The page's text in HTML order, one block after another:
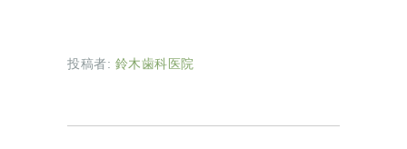
投稿者: 鈴木歯科医院